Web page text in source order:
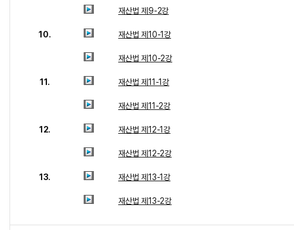
재산법 제9-2강
10. 재산법 제10-1강
재산법 제10-2강
11. 재산법 제11-1강
재산법 제11-2강
12. 재산법 제12-1강
재산법 제12-2강
13. 재산법 제13-1강
재산법 제13-2강